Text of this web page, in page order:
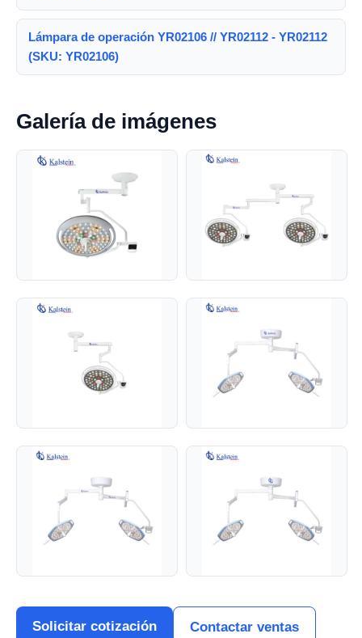
Lámpara de operación YR02106 // YR02112 - YR02112
(SKU: YR02106)
Galería de imágenes
Solicitar cotización Contactar ventas